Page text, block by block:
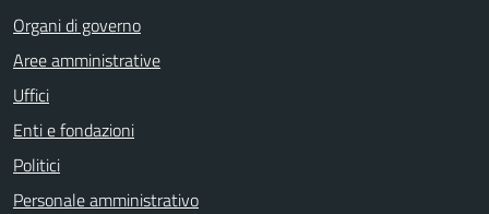
Organi di governo
Aree amministrative
Uffici
Enti e fondazioni
Politici
Personale amministrativo